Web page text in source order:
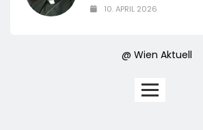
10. APRIL 2026
@ Wien Aktuell